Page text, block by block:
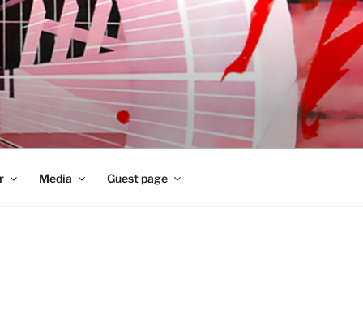
Media Guest page